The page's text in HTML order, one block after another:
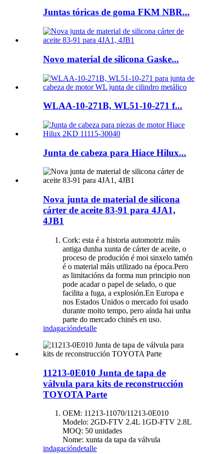
Juntas tóricas de goma FKM NBR...
Novo material de silicona Gaske...
WLAA-10-271B, WL51-10-271 f...
Junta de cabeza para Hiace Hilux...
Nova junta de material de silicona
cárter de aceite 83-91 para 4JA1,
4JB1
Cork: esta é a historia automotriz máis
antiga dunha xunta de cárter de aceite, o
proceso de produción é moi sinxelo tamén
é o material máis utilizado na época.Pero
as limitacións da forma nun principio non
pode acadar o papel de selado, o que
facilita a fuga, a explosión.En Europa e
nos Estados Unidos o mercado foi usado
durante moito tempo, pero aínda hai unha
parte do mercado chinés en uso.
indagacióndetalle
11213-0E010 Junta de tapa de
válvula para kits de reconstrucción
TOYOTA Parte
OEM: 11213-11070/11213-0E010
Modelo: 2GD-FTV 2.4L 1GD-FTV 2.8L
MOQ: 50 unidades
Nome: xunta da tapa da válvula
indagacióndetalle